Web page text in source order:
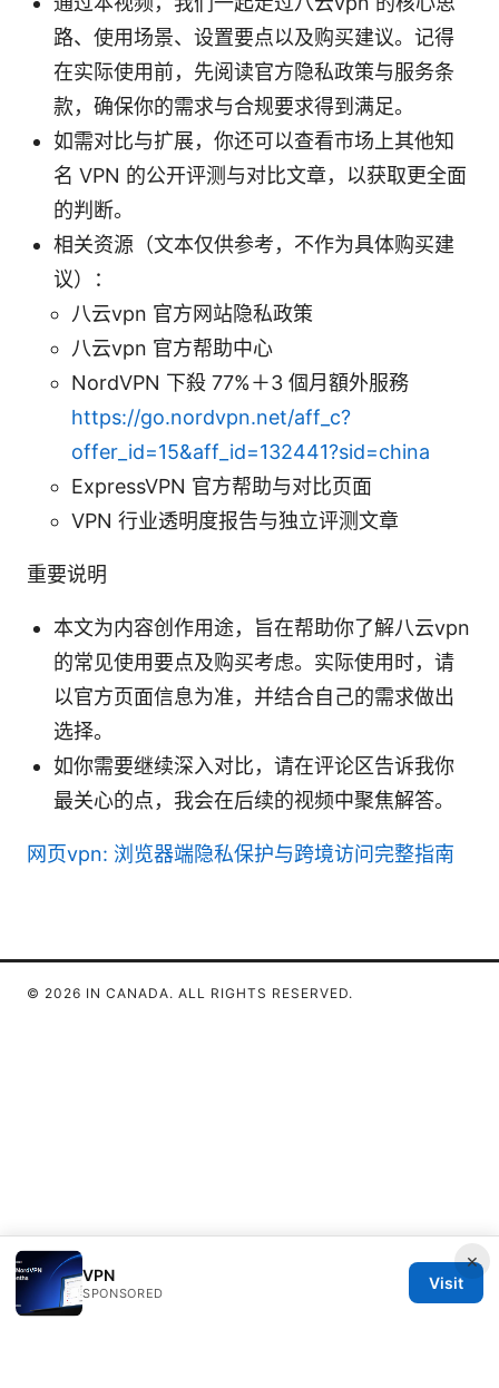
路、使用场景、设置要点以及购买建议。记得
在实际使用前，先阅读官方隐私政策与服务条
款，确保你的需求与合规要求得到满足。
如需对比与扩展，你还可以查看市场上其他知
名 VPN 的公开评测与对比文章，以获取更全面
的判断。
相关资源（文本仅供参考，不作为具体购买建
议）：
八云vpn 官方网站隐私政策
八云vpn 官方帮助中心
NordVPN 下殺 77%＋3 個月額外服務
https://go.nordvpn.net/aff_c?
offer_id=15&aff_id=132441?sid=china
ExpressVPN 官方帮助与对比页面
VPN 行业透明度报告与独立评测文章
重要说明
本文为内容创作用途，旨在帮助你了解八云vpn
的常见使用要点及购买考虑。实际使用时，请
以官方页面信息为准，并结合自己的需求做出
选择。
如你需要继续深入对比，请在评论区告诉我你
最关心的点，我会在后续的视频中聚焦解答。
网页vpn: 浏览器端隐私保护与跨境访问完整指南
×
VPN
SPONSORED
Visit
© 2026 IN CANADA. ALL RIGHTS RESERVED.